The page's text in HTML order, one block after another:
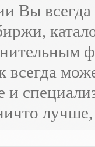
Вы
всегда